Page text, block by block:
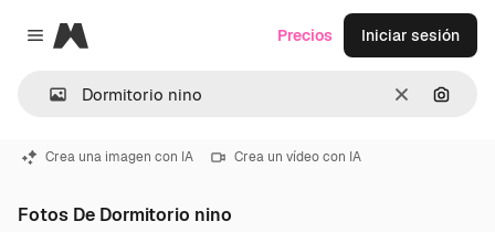
Close menu
Magnific
Borrar
Precios Iniciar sesión
Crea una imagen con IA Crea un vídeo con IA
Fotos De Dormitorio nino